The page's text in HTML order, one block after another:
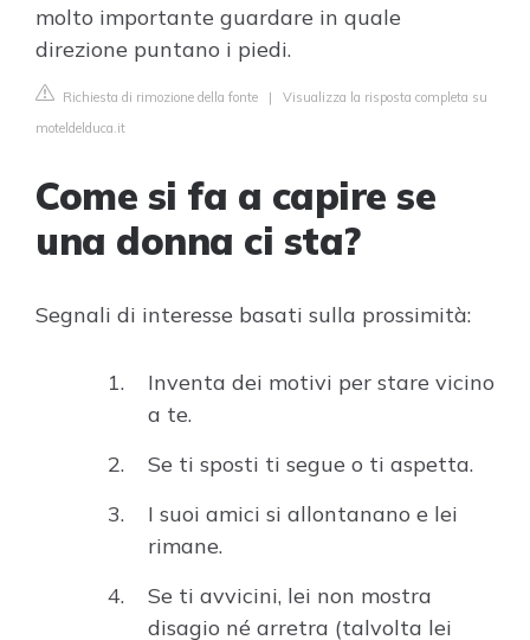
molto importante guardare in quale
direzione puntano i piedi.
Richiesta di rimozione della fonte | Visualizza la risposta completa su
moteldelduca.it
Come si fa a capire se
una donna ci sta?
Segnali di interesse basati sulla prossimità:
Inventa dei motivi per stare vicino
a te.
Se ti sposti ti segue o ti aspetta.
I suoi amici si allontanano e lei
rimane.
Se ti avvicini, lei non mostra
disagio né arretra (talvolta lei